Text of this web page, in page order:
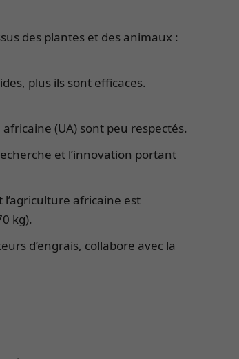
des plantes et des animaux :
plus ils sont efficaces.
(UA) sont peu respectés.
et l’innovation portant
africaine est
kg).
d’engrais, collabore avec la